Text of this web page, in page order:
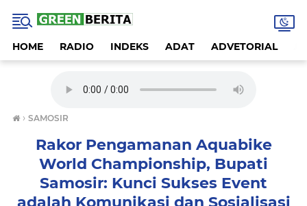
HOME RADIO INDEKS ADAT ADVETORIAL
› SAMOSIR
Rakor Pengamanan Aquabike
World Championship, Bupati
Samosir: Kunci Sukses Event
adalah Komunikasi dan Sosialisasi